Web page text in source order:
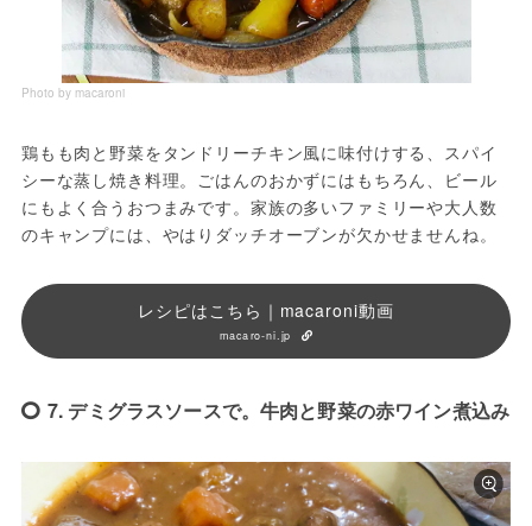
Photo by macaroni
鶏もも肉と野菜をタンドリーチキン風に味付けする、スパイ
シーな蒸し焼き料理。ごはんのおかずにはもちろん、ビール
にもよく合うおつまみです。家族の多いファミリーや大人数
のキャンプには、やはりダッチオーブンが欠かせませんね。
レシピはこちら｜macaroni動画
macaro-ni.jp
7. デミグラスソースで。牛肉と野菜の赤ワイン煮込み